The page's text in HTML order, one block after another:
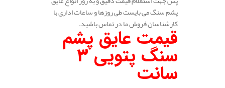
پشم سنگ می بایست طی روزها و ساعات اداری با
کارشناسان فروش ما در تماس باشید.
قیمت عایق پشم
سنگ پتویی 3
سانت